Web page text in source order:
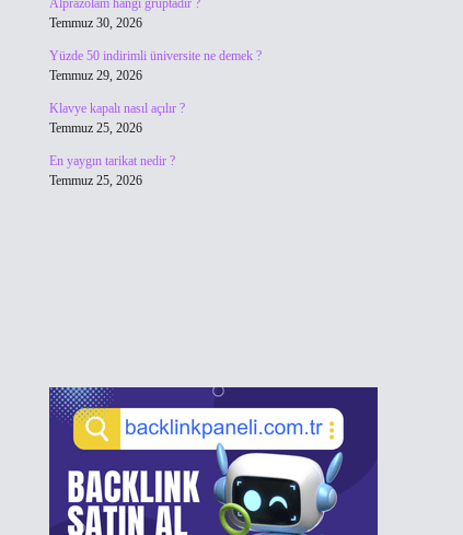
Alprazolam hangi gruptadır ?
Temmuz 30, 2026
Yüzde 50 indirimli üniversite ne demek ?
Temmuz 29, 2026
Klavye kapalı nasıl açılır ?
Temmuz 25, 2026
En yaygın tarikat nedir ?
Temmuz 25, 2026